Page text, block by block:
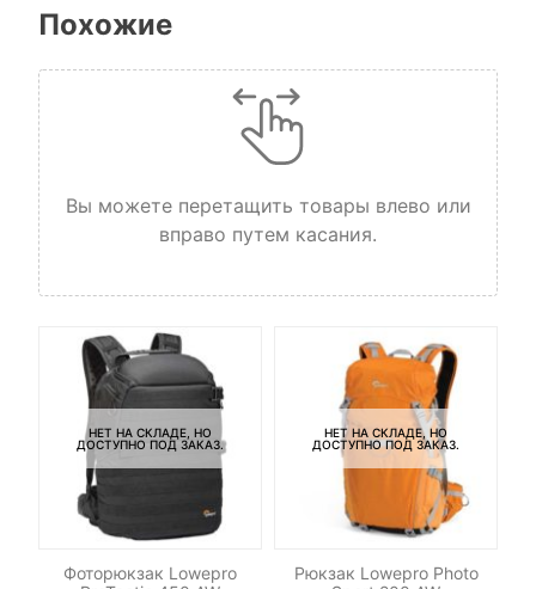
Похожие
Вы можете перетащить товары влево или
вправо путем касания.
НЕТ НА СКЛАДЕ, НО
ДОСТУПНО ПОД ЗАКАЗ.
Фоторюкзак Lowepro
НЕТ НА СКЛАДЕ, НО
ДОСТУПНО ПОД ЗАКАЗ.
Рюкзак Lowepro Photo